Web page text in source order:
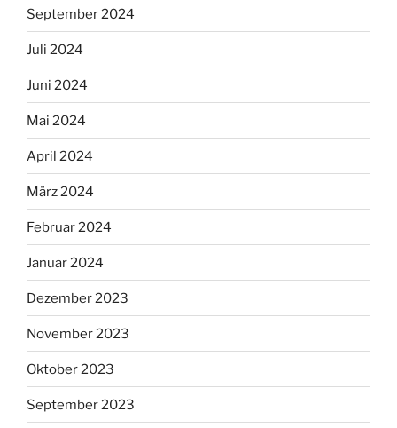
September 2024
Juli 2024
Juni 2024
Mai 2024
April 2024
März 2024
Februar 2024
Januar 2024
Dezember 2023
November 2023
Oktober 2023
September 2023